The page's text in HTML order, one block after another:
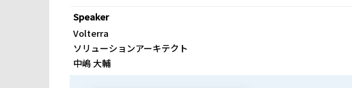
Speaker
Volterra
ソリューションアーキテクト
中嶋 大輔